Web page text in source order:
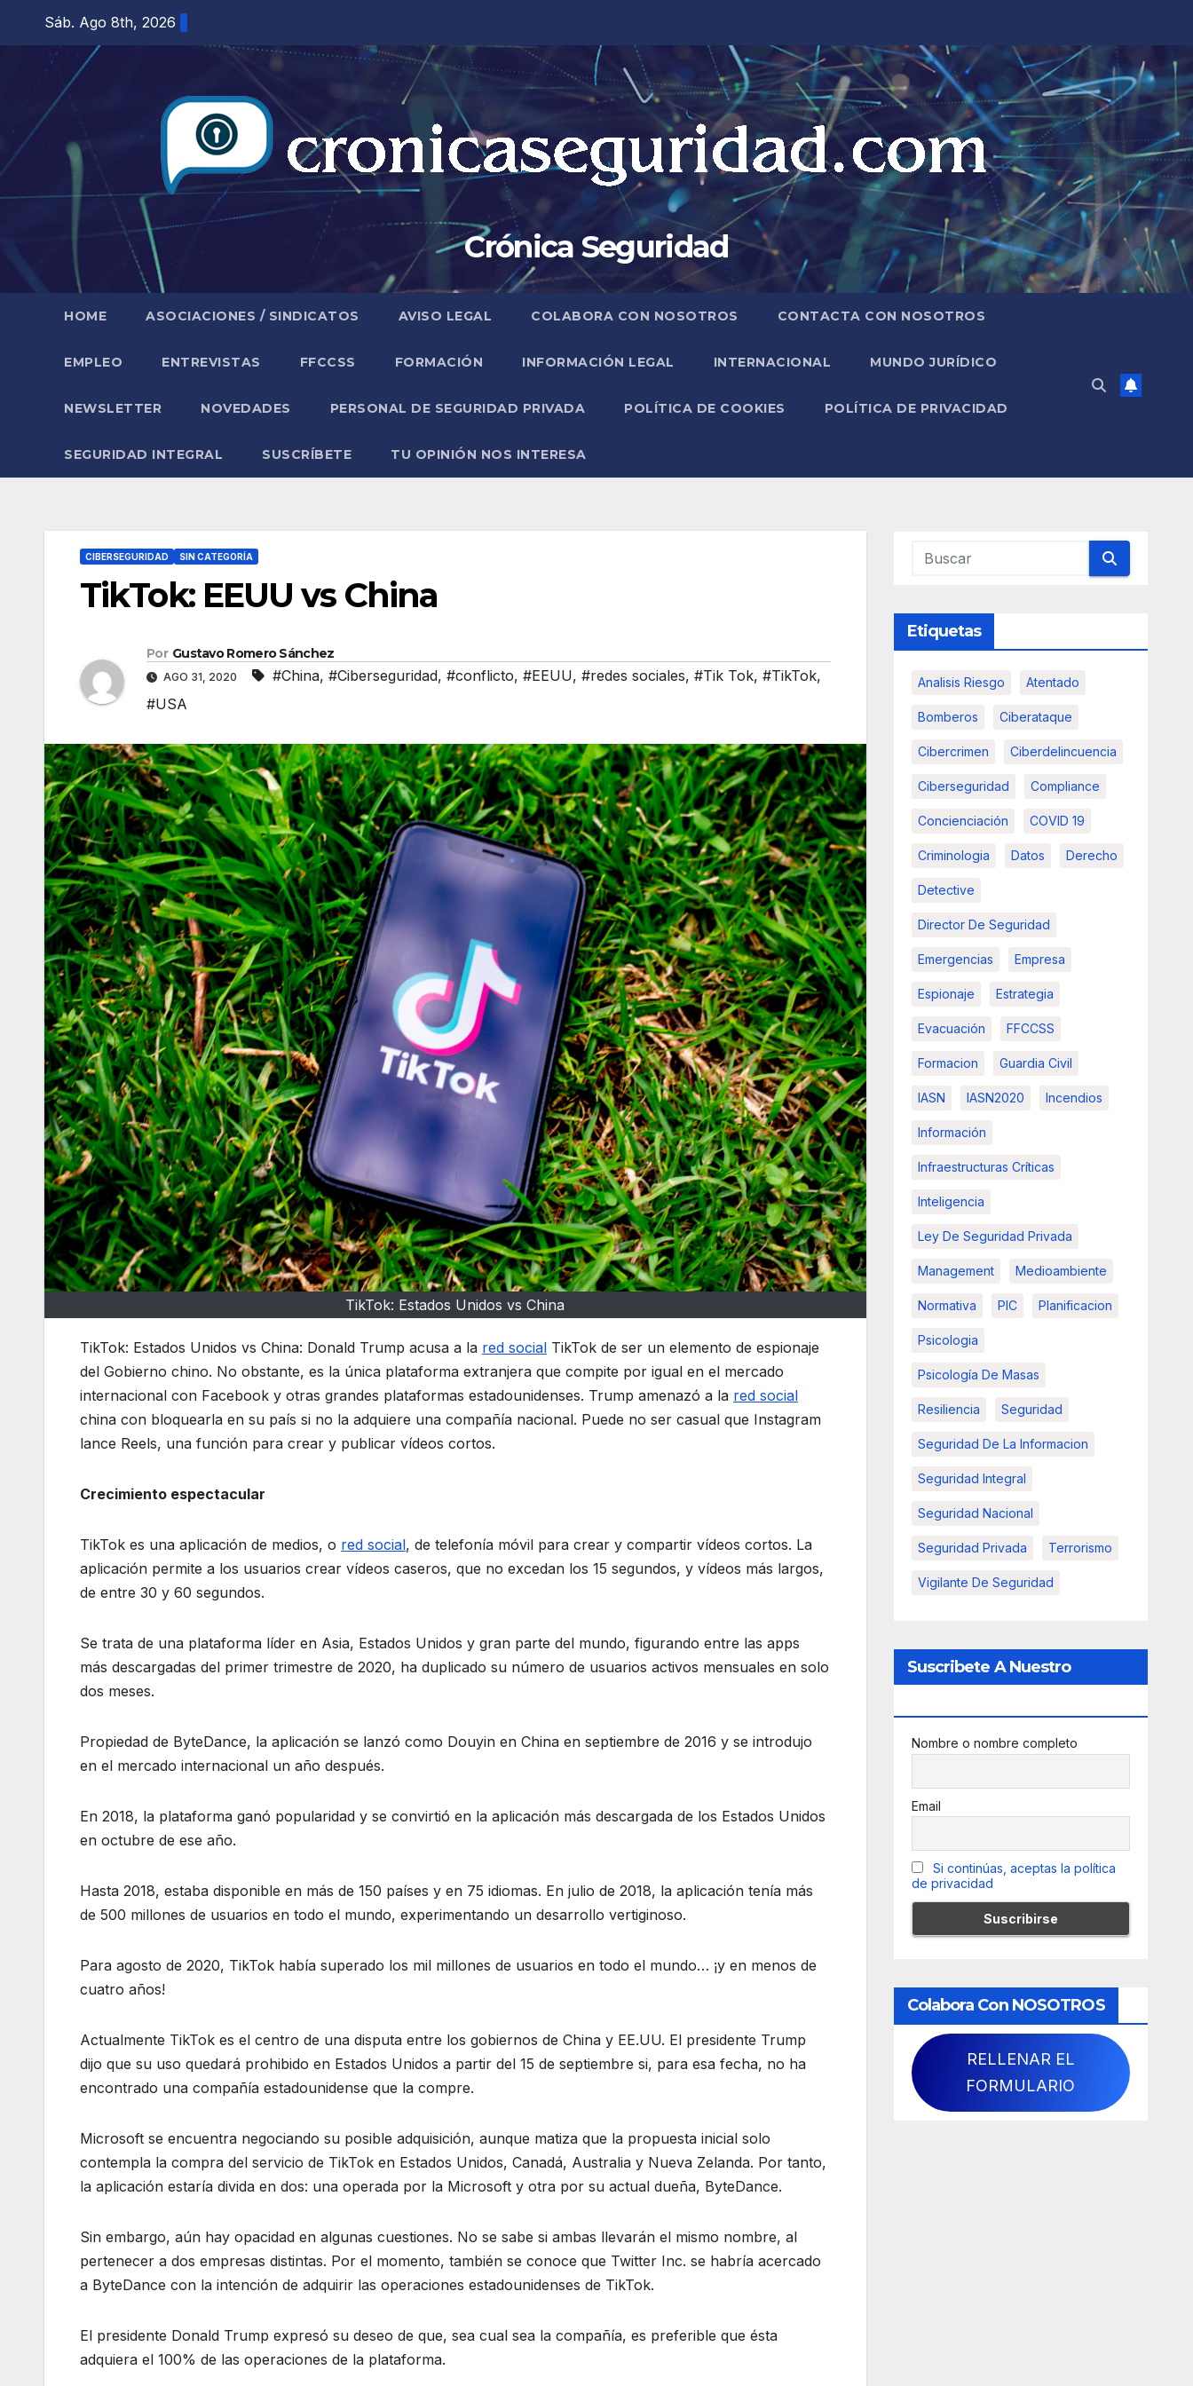
contenido
Sáb. Ago 8th, 2026
Crónica Seguridad
HOME ASOCIACIONES / SINDICATOS AVISO LEGAL COLABORA CON NOSOTROS CONTACTA CON NOSOTROS
EMPLEO ENTREVISTAS FFCCSS FORMACIÓN INFORMACIÓN LEGAL INTERNACIONAL MUNDO JURÍDICO
NEWSLETTER NOVEDADES PERSONAL DE SEGURIDAD PRIVADA POLÍTICA DE COOKIES POLÍTICA DE PRIVACIDAD
SEGURIDAD INTEGRAL SUSCRÍBETE TU OPINIÓN NOS INTERESA
CIBERSEGURIDAD SIN CATEGORÍA
TikTok: EEUU vs China
Por Gustavo Romero Sánchez
AGO 31, 2020 #China, #Ciberseguridad, #conflicto, #EEUU, #redes sociales, #Tik Tok, #TikTok,
#USA
TikTok: Estados Unidos vs China
TikTok: Estados Unidos vs China: Donald Trump acusa a la red social TikTok de ser un elemento de espionaje
del Gobierno chino. No obstante, es la única plataforma extranjera que compite por igual en el mercado
internacional con Facebook y otras grandes plataformas estadounidenses. Trump amenazó a la red social
china con bloquearla en su país si no la adquiere una compañía nacional. Puede no ser casual que Instagram
lance Reels, una función para crear y publicar vídeos cortos.
Crecimiento espectacular
TikTok es una aplicación de medios, o red social, de telefonía móvil para crear y compartir vídeos cortos. La
aplicación permite a los usuarios crear vídeos caseros, que no excedan los 15 segundos, y vídeos más largos,
de entre 30 y 60 segundos.
Se trata de una plataforma líder en Asia, Estados Unidos y gran parte del mundo, figurando entre las apps
más descargadas del primer trimestre de 2020, ha duplicado su número de usuarios activos mensuales en solo
dos meses.
Propiedad de ByteDance, la aplicación se lanzó como Douyin en China en septiembre de 2016​ y se introdujo
en el mercado internacional un año después.
En 2018, la plataforma ganó popularidad y se convirtió en la aplicación más descargada de los Estados Unidos
en octubre de ese año.
Hasta 2018, estaba disponible en más de 150 países y en 75 idiomas. En julio de 2018, la aplicación tenía más
de 500 millones de usuarios en todo el mundo, experimentando un desarrollo vertiginoso.
Para agosto de 2020, TikTok había superado los mil millones de usuarios en todo el mundo… ¡y en menos de
cuatro años!
Actualmente TikTok es el centro de una disputa entre los gobiernos de China y EE.UU. El presidente Trump
dijo que su uso quedará prohibido en Estados Unidos a partir del 15 de septiembre si, para esa fecha, no ha
encontrado una compañía estadounidense que la compre.
Microsoft se encuentra negociando su posible adquisición, aunque matiza que la propuesta inicial solo
contempla la compra del servicio de TikTok en Estados Unidos, Canadá, Australia y Nueva Zelanda. Por tanto,
la aplicación estaría divida en dos: una operada por la Microsoft y otra por su actual dueña, ByteDance.
Sin embargo, aún hay opacidad en algunas cuestiones. No se sabe si ambas llevarán el mismo nombre, al
pertenecer a dos empresas distintas. Por el momento, también se conoce que Twitter Inc. se habría acercado
a ByteDance con la intención de adquirir las operaciones estadounidenses de TikTok.
El presidente Donald Trump expresó su deseo de que, sea cual sea la compañía, es preferible que ésta
adquiera el 100% de las operaciones de la plataforma.
Etiquetas
Analisis Riesgo Atentado
Bomberos Ciberataque
Cibercrimen Ciberdelincuencia
Ciberseguridad Compliance
Concienciación COVID 19
Criminologia Datos Derecho
Detective
Director De Seguridad
Emergencias Empresa
Espionaje Estrategia
Evacuación FFCCSS
Formacion Guardia Civil
IASN IASN2020 Incendios
Información
Infraestructuras Críticas
Inteligencia
Ley De Seguridad Privada
Management Medioambiente
Normativa PIC Planificacion
Psicologia
Psicología De Masas
Resiliencia Seguridad
Seguridad De La Informacion
Seguridad Integral
Seguridad Nacional
Seguridad Privada Terrorismo
Vigilante De Seguridad
Suscribete A Nuestro
Nombre o nombre completo
Email
Si continúas, aceptas la política
de privacidad
Colabora Con NOSOTROS
RELLENAR EL
FORMULARIO